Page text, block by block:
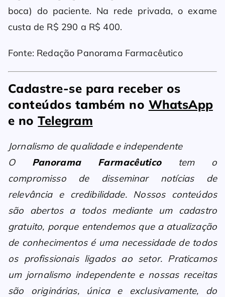
boca) do paciente. Na rede privada, o exame
custa de R$ 290 a R$ 400.
Fonte: Redação Panorama Farmacêutico
Cadastre-se para receber os
conteúdos também no WhatsApp
e noTelegram
Jornalismo de qualidade e independente
O Panorama Farmacêuticotem o
compromisso de disseminar notícias de
relevância e credibilidade. Nossos conteúdos
são abertos a todos mediante um cadastro
gratuito, porque entendemos que a atualização
de conhecimentos é uma necessidade de todos
os profissionais ligados ao setor. Praticamos
um jornalismo independente e nossas receitas
são originárias, única e exclusivamente, do